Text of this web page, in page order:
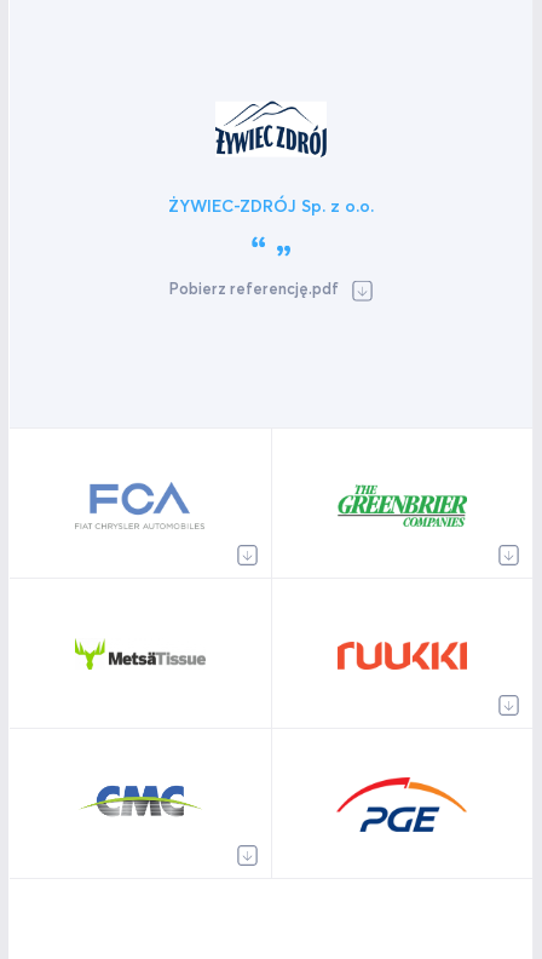
ŻYWIEC-ZDRÓJ Sp. z o.o.
Pobierz referencję.pdf